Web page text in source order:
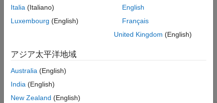
れたファイルの場所を指定します。
例
すべて折りたたむ
Italia (Italiano)
Luxembourg (English)
English
Français
United Kingdom (English)
アジア太平洋地域
Australia (English)
India (English)
New Zealand (English)